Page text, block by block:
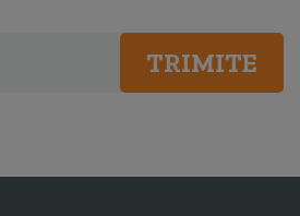
TRIMITE